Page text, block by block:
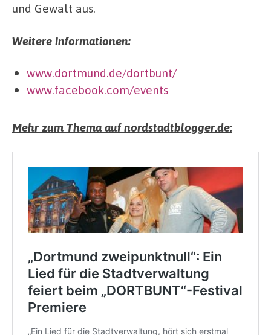
und Gewalt aus.
Weitere Informationen:
www.dortmund.de/dortbunt/
www.facebook.com/events
Mehr zum Thema auf nordstadtblogger.de: